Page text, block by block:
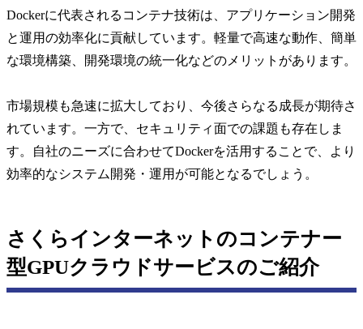
Dockerに代表されるコンテナ技術は、アプリケーション開発
と運用の効率化に貢献しています。軽量で高速な動作、簡単
な環境構築、開発環境の統一化などのメリットがあります。
市場規模も急速に拡大しており、今後さらなる成長が期待さ
れています。一方で、セキュリティ面での課題も存在しま
す。自社のニーズに合わせてDockerを活用することで、より
効率的なシステム開発・運用が可能となるでしょう。
さくらインターネットのコンテナー
型GPUクラウドサービスのご紹介